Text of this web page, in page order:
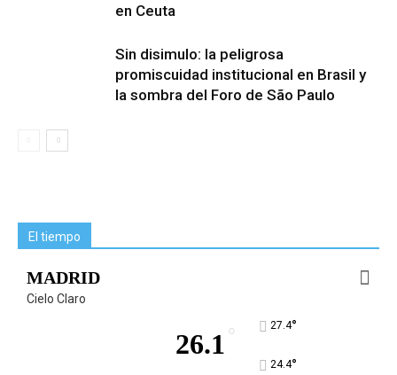
en Ceuta
Sin disimulo: la peligrosa
promiscuidad institucional en Brasil y
la sombra del Foro de São Paulo
El tiempo
MADRID
Cielo Claro
26.1 ° 27.4°
24.4°